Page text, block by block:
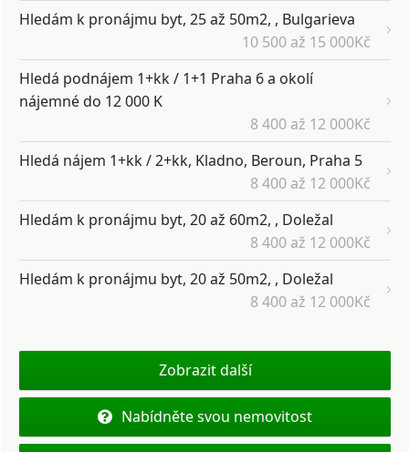
Hledám k pronájmu byt, 25 až 50m2, , Bulgarieva
10 500 až 15 000Kč
Hledá podnájem 1+kk / 1+1 Praha 6 a okolí
nájemné do 12 000 K
8 400 až 12 000Kč
Hledá nájem 1+kk / 2+kk, Kladno, Beroun, Praha 5
8 400 až 12 000Kč
Hledám k pronájmu byt, 20 až 60m2, , Doležal
8 400 až 12 000Kč
Hledám k pronájmu byt, 20 až 50m2, , Doležal
8 400 až 12 000Kč
Zobrazit další
Nabídněte svou nemovitost